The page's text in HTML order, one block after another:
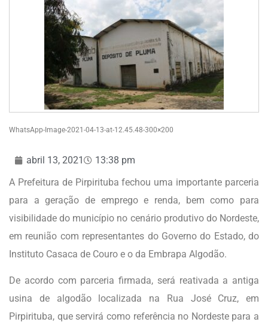
WhatsApp-Image-2021-04-13-at-12.45.48-300×200
abril 13, 2021
13:38 pm
A Prefeitura de Pirpirituba fechou uma importante parceria
para a geração de emprego e renda, bem como para
visibilidade do município no cenário produtivo do Nordeste,
em reunião com representantes do Governo do Estado, do
Instituto Casaca de Couro e o da Embrapa Algodão.
De acordo com parceria firmada, será reativada a antiga
usina de algodão localizada na Rua José Cruz, em
Pirpirituba, que servirá como referência no Nordeste para a